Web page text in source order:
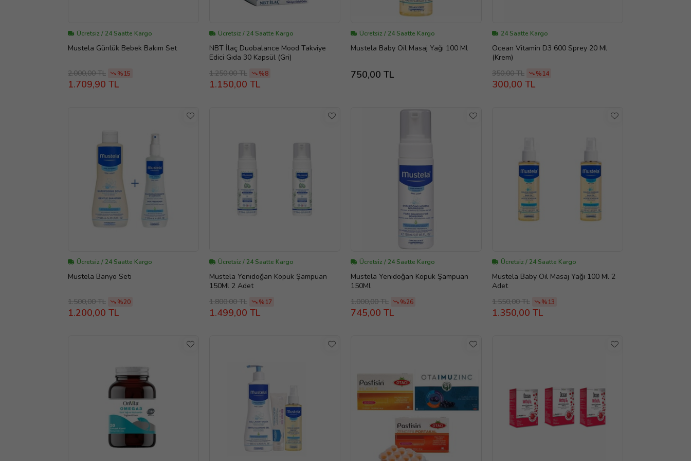
Ücretsiz / 24 Saatte Kargo
Mustela Günlük Bebek Bakım Set
2.000,00 TL %15
1.709,90 TL
Ücretsiz / 24 Saatte Kargo
NBT İlaç Duobalance Mood Takviye
Edici Gıda 30 Kapsül (Gri)
1.250,00 TL
%8
1.150,00 TL
Ücretsiz / 24 Saatte Kargo
Mustela Baby Oil Masaj Yağı 100 Ml
750,00 TL
24 Saatte Kargo
Ocean Vitamin D3 600 Sprey 20 Ml
(Krem)
350,00 TL
%14
300,00 TL
Ücretsiz / 24 Saatte Kargo
Mustela Banyo Seti
1.500,00 TL %20
1.200,00 TL
Ücretsiz / 24 Saatte Kargo
Mustela Yenidoğan Köpük Şampuan
150Ml 2 Adet
1.800,00 TL
%17
1.499,00 TL
Ücretsiz / 24 Saatte Kargo
Mustela Yenidoğan Köpük Şampuan
150Ml
1.000,00 TL
%26
745,00 TL
Ücretsiz / 24 Saatte Kargo
Mustela Baby Oil Masaj Yağı 100 Ml 2
Adet
1.550,00 TL
%13
1.350,00 TL